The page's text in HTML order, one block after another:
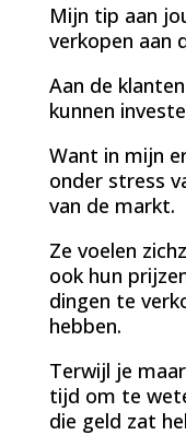
Mijn tip aan
verkopen aan
Aan de
kunnen
Want in mijn
onder stress
van de markt.
Ze voelen
ook hun
dingen te
hebben.
Terwijl je
tijd om te
die geld zat